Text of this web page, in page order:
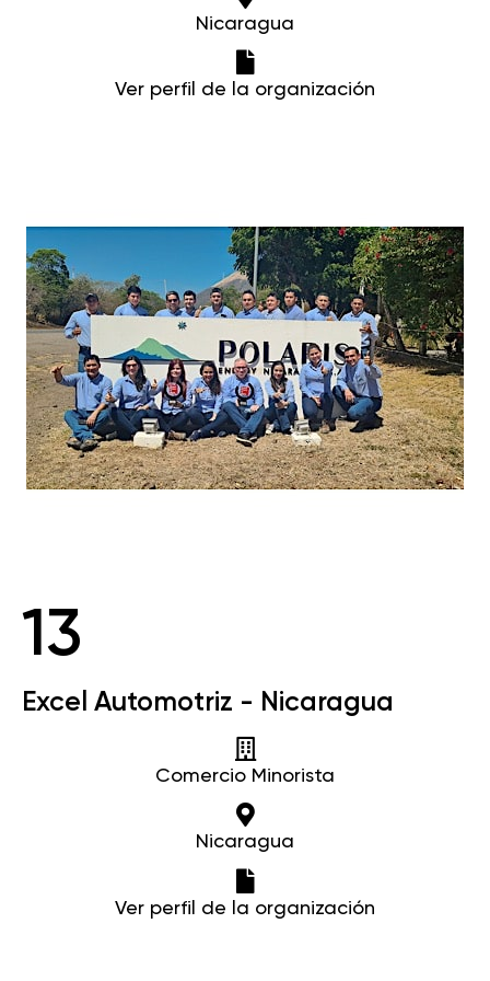
Nicaragua
Ver perfil de la organización
13
Excel Automotriz - Nicaragua
Comercio Minorista
Nicaragua
Ver perfil de la organización